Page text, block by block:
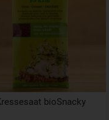
bioSnacky